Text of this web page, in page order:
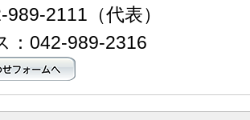
2111（代表）
：042-989-2316